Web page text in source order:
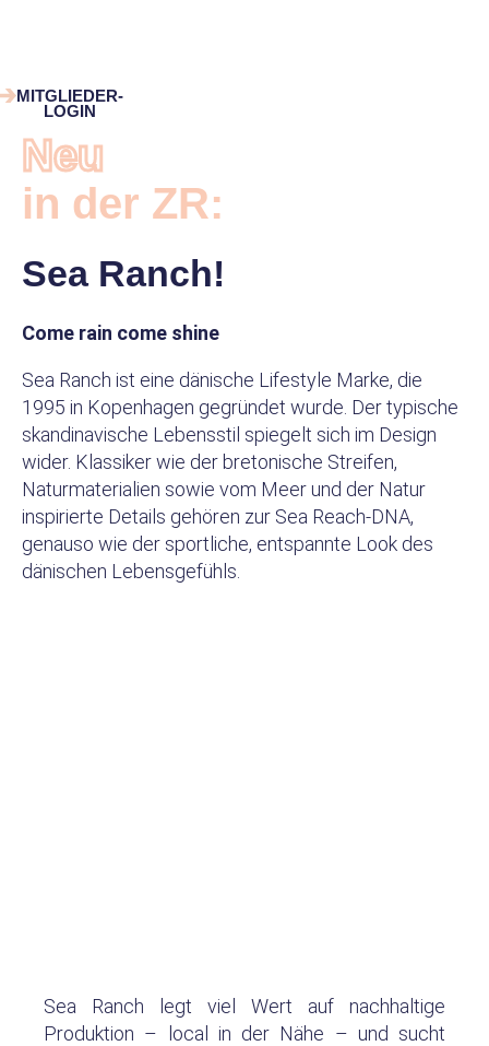
MITGLIEDER-
LOGIN
Neu
in der ZR:
Sea Ranch!
Come rain come shine
Sea Ranch ist eine dänische Lifestyle Marke, die
1995 in Kopenhagen gegründet wurde. Der typische
skandinavische Lebensstil spiegelt sich im Design
wider. Klassiker wie der bretonische Streifen,
Naturmaterialien sowie vom Meer und der Natur
inspirierte Details gehören zur Sea Reach-DNA,
genauso wie der sportliche, entspannte Look des
dänischen Lebensgefühls.
Sea Ranch legt viel Wert auf nachhaltige
Produktion – local in der Nähe – und sucht